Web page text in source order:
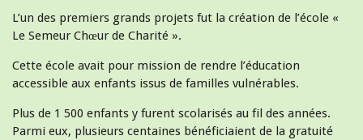
L’un des premiers grands projets fut la création de l’école «
Le Semeur Chœur de Charité ».
Cette école avait pour mission de rendre l’éducation
accessible aux enfants issus de familles vulnérables.
Plus de 1 500 enfants y furent scolarisés au fil des années.
Parmi eux, plusieurs centaines bénéficiaient de la gratuité